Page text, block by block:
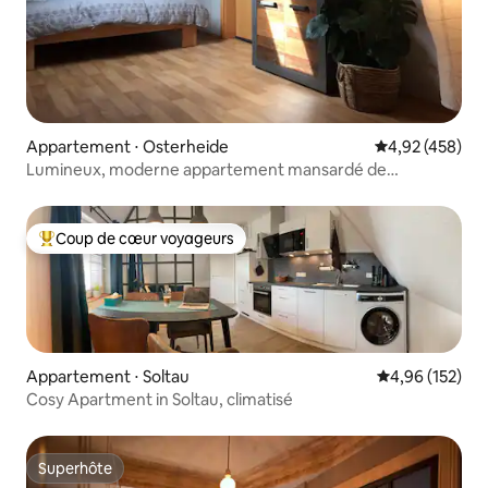
Appartement ⋅ Osterheide Évaluation
4,92 (458)
Lumineux, moderne appartement mansardé de
Coups de cœur voyageurs les plus appréciés
Coup de cœur voyageurs
Appartement ⋅ Soltau Évaluation
4,96 (152)
Cosy Apartment in Soltau, climatisé
Superhôte
Superhôte